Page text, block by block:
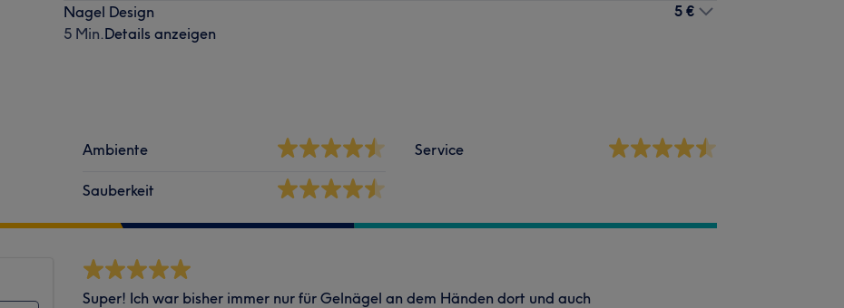
Nagel Design
5 Min.Details anzeigen
5 €
Ambiente
Sauberkeit
Service
Super! Ich war bisher immer nur für Gelnägel an dem Händen dort und auch